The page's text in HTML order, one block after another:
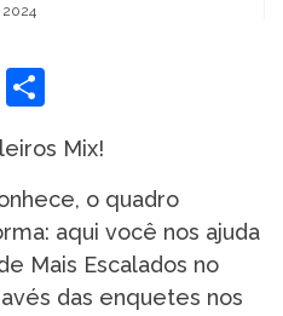
2024
WhatsApp
Mix!
o quadro
aqui você nos ajuda
Mais Escalados no
das enquetes nos